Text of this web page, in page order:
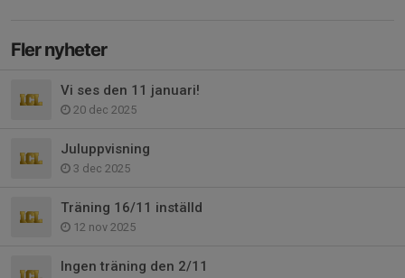
Fler nyheter
Vi ses den 11 januari!
20 dec 2025
Juluppvisning
3 dec 2025
Träning 16/11 inställd
12 nov 2025
Ingen träning den 2/11